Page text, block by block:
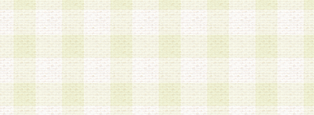
の内容が正確であること、アンケートの回答内容
うことができるものとます。
6.会員は、会員登録後当社が定期的に行う登録情
して、当社指定の期間内に更新手続きを行うもの
該期間内に更新手続きを行わない場合、その時点
発行したポイントは失効されるものとします。